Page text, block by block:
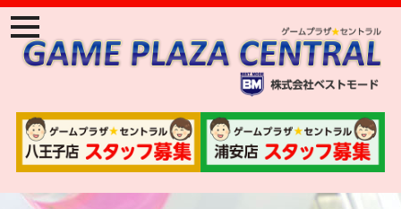
ナ
ビ
ゲ
ー
ン
メ
ニ
ュ